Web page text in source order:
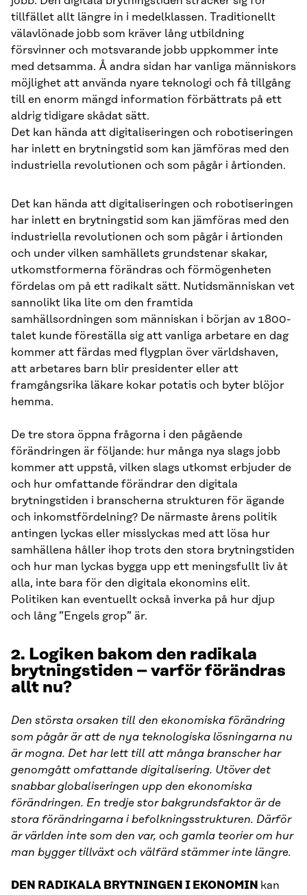
tillfället allt längre in i medelklassen. Traditionellt
välavlönade jobb som kräver lång utbildning
försvinner och motsvarande jobb uppkommer inte
med detsamma. Å andra sidan har vanliga människors
möjlighet att använda nyare teknologi och få tillgång
till en enorm mängd information förbättrats på ett
aldrig tidigare skådat sätt.
Det kan hända att digitaliseringen och robotiseringen
har inlett en brytningstid som kan jämföras med den
industriella revolutionen och som pågår i årtionden.
Det kan hända att digitaliseringen och robotiseringen
har inlett en brytningstid som kan jämföras med den
industriella revolutionen och som pågår i årtionden
och under vilken samhällets grundstenar skakar,
utkomstformerna förändras och förmögenheten
fördelas om på ett radikalt sätt. Nutidsmänniskan vet
sannolikt lika lite om den framtida
samhällsordningen som människan i början av 1800-
talet kunde föreställa sig att vanliga arbetare en dag
kommer att färdas med flygplan över världshaven,
att arbetares barn blir presidenter eller att
framgångsrika läkare kokar potatis och byter blöjor
hemma.
De tre stora öppna frågorna i den pågående
förändringen är följande: hur många nya slags jobb
kommer att uppstå, vilken slags utkomst erbjuder de
och hur omfattande förändrar den digitala
brytningstiden i branscherna strukturen för ägande
och inkomstfördelning? De närmaste årens politik
antingen lyckas eller misslyckas med att lösa hur
samhällena håller ihop trots den stora brytningstiden
och hur man lyckas bygga upp ett meningsfullt liv åt
alla, inte bara för den digitala ekonomins elit.
Politiken kan eventuellt också inverka på hur djup
och lång ”Engels grop” är.
2. Logiken bakom den radikala
brytningstiden – varför förändras
allt nu?
Den största orsaken till den ekonomiska förändring
som pågår är att de nya teknologiska lösningarna nu
är mogna. Det har lett till att många branscher har
genomgått omfattande digitalisering. Utöver det
snabbar globaliseringen upp den ekonomiska
förändringen. En tredje stor bakgrundsfaktor är de
stora förändringarna i befolkningsstrukturen. Därför
är världen inte som den var, och gamla teorier om hur
man bygger tillväxt och välfärd stämmer inte längre.
DEN RADIKALA BRYTNINGEN I EKONOMIN kan